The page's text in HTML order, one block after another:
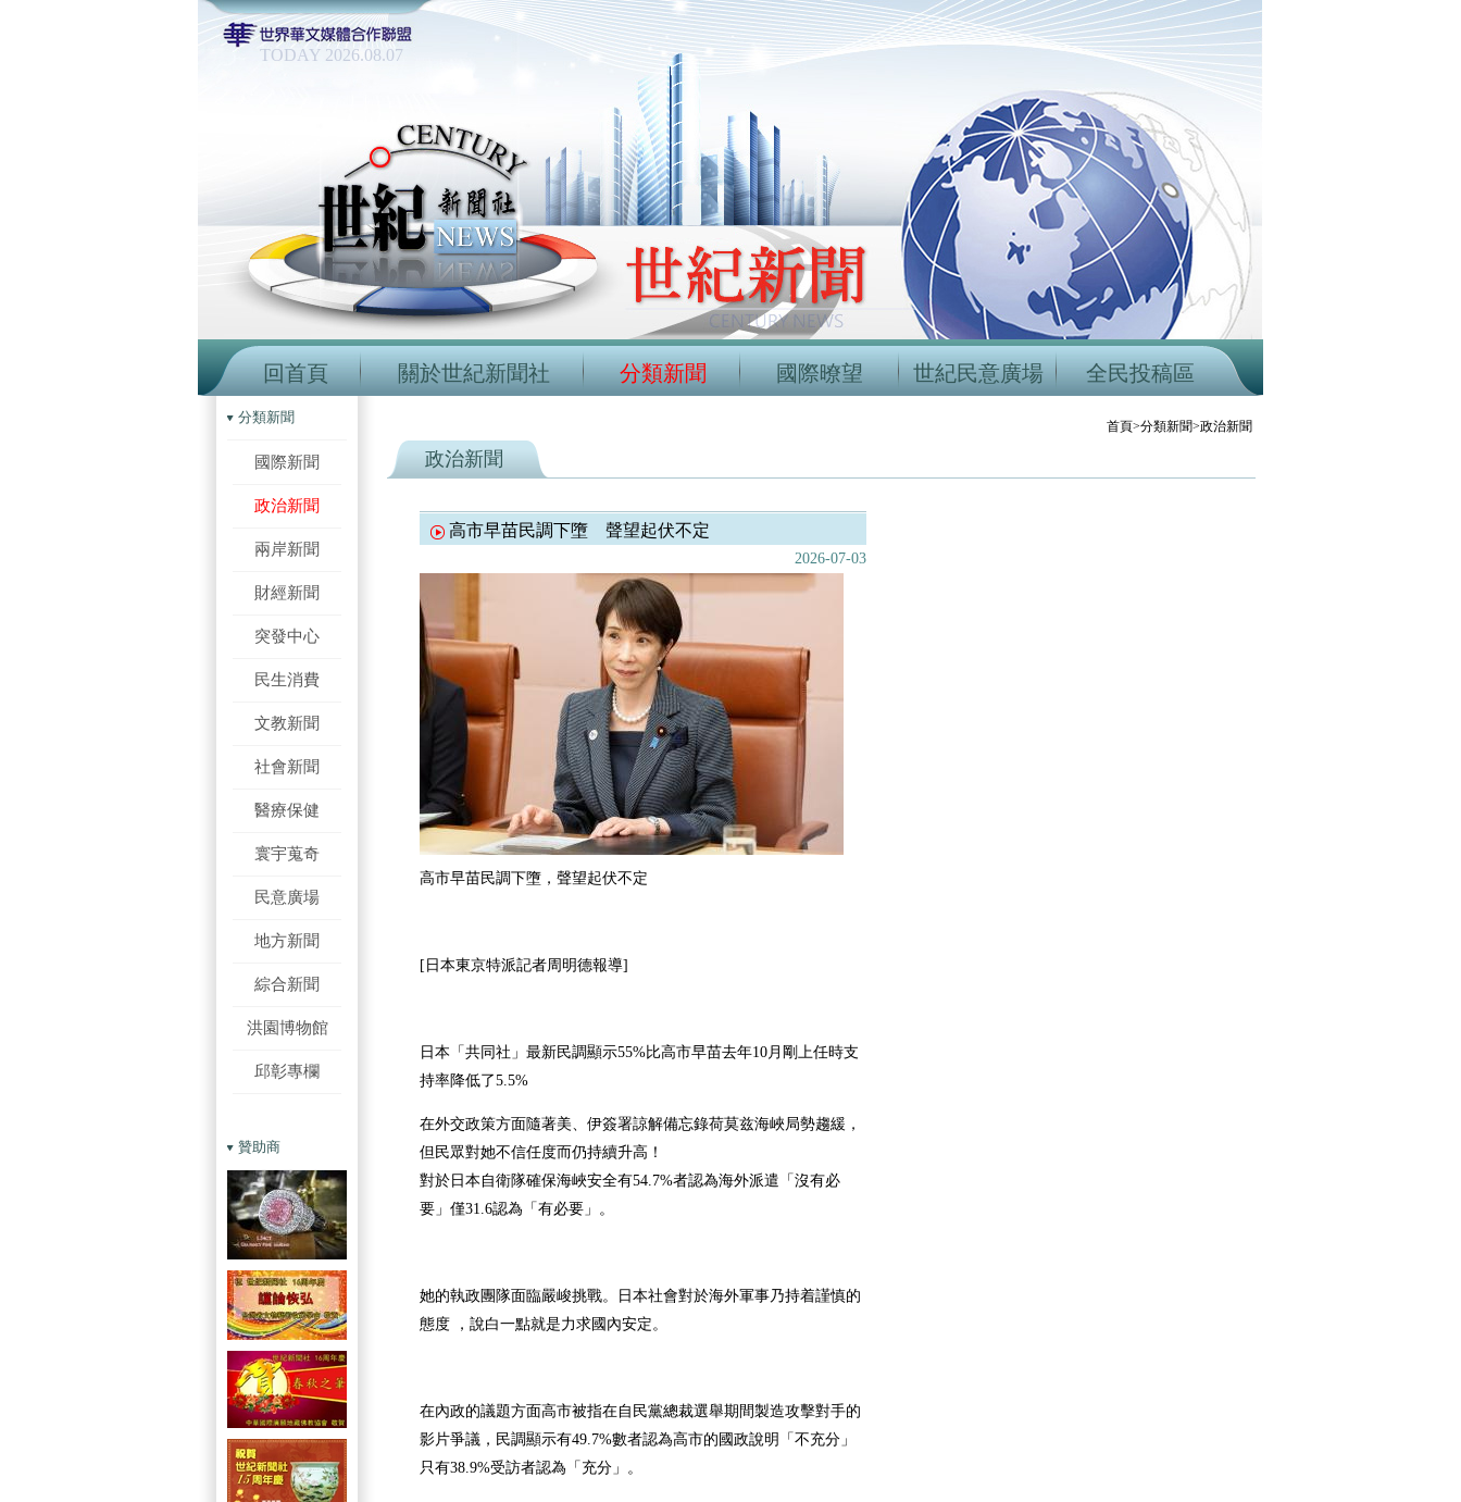
TODAY 2026.08.07
回首頁 關於世紀新聞社 分類新聞 國際暸望 世紀民意廣場 全民投稿區
分類新聞
國際新聞
政治新聞
兩岸新聞
財經新聞
突發中心
民生消費
文教新聞
社會新聞
醫療保健
寰宇蒐奇
民意廣場
地方新聞
綜合新聞
洪園博物館
邱彰專欄
贊助商
首頁>分類新聞>政治新聞
政治新聞
高市早苗民調下墮 聲望起伏不定
2026-07-03
高市早苗民調下墮，聲望起伏不定
[日本東京特派記者周明德報導]
日本「共同社」最新民調顯示55%比高市早苗去年10月剛上任時支
持率降低了5.5%
在外交政策方面隨著美、伊簽署諒解備忘錄荷莫兹海峽局勢趨緩，
但民眾對她不信任度而仍持續升高！
對於日本自衛隊確保海峽安全有54.7%者認為海外派遣「沒有必
要」僅31.6認為「有必要」。
她的執政團隊面臨嚴峻挑戰。日本社會對於海外軍事乃持着謹慎的
態度 ，說白一點就是力求國內安定。
在內政的議題方面高市被指在自民黨總裁選舉期間製造攻擊對手的
影片爭議，民調顯示有49.7%數者認為高市的國政說明「不充分」
只有38.9%受訪者認為「充分」。